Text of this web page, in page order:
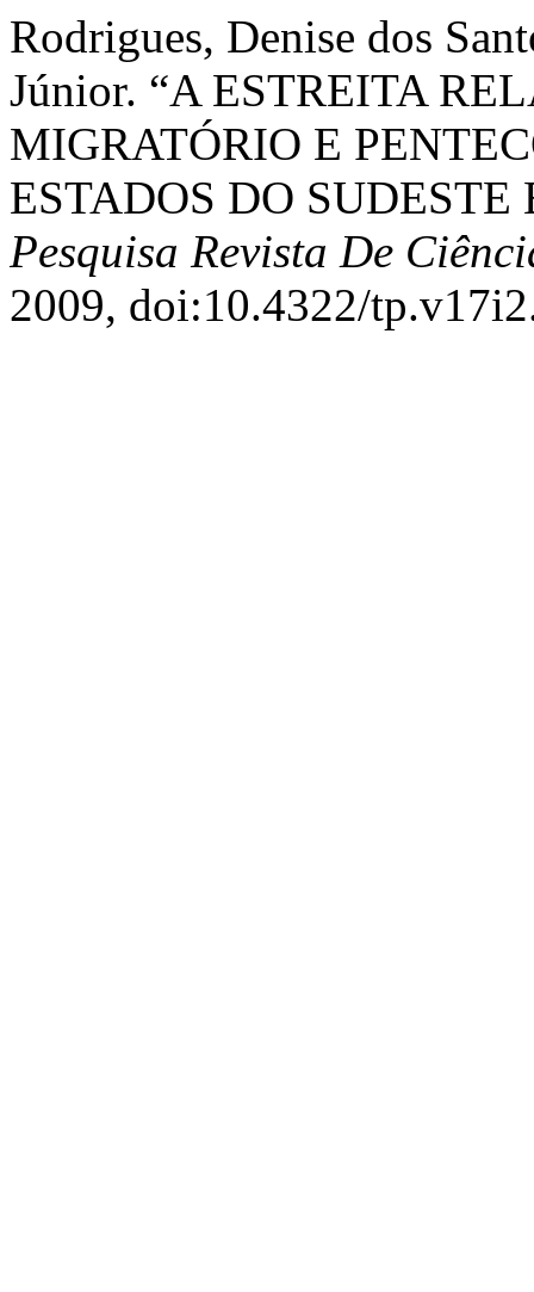
Rodrigues, Denise dos
Júnior. “A ESTREITA
MIGRATÓRIO E
ESTADOS DO
Pesquisa Revista De
2009, doi:10.4322/